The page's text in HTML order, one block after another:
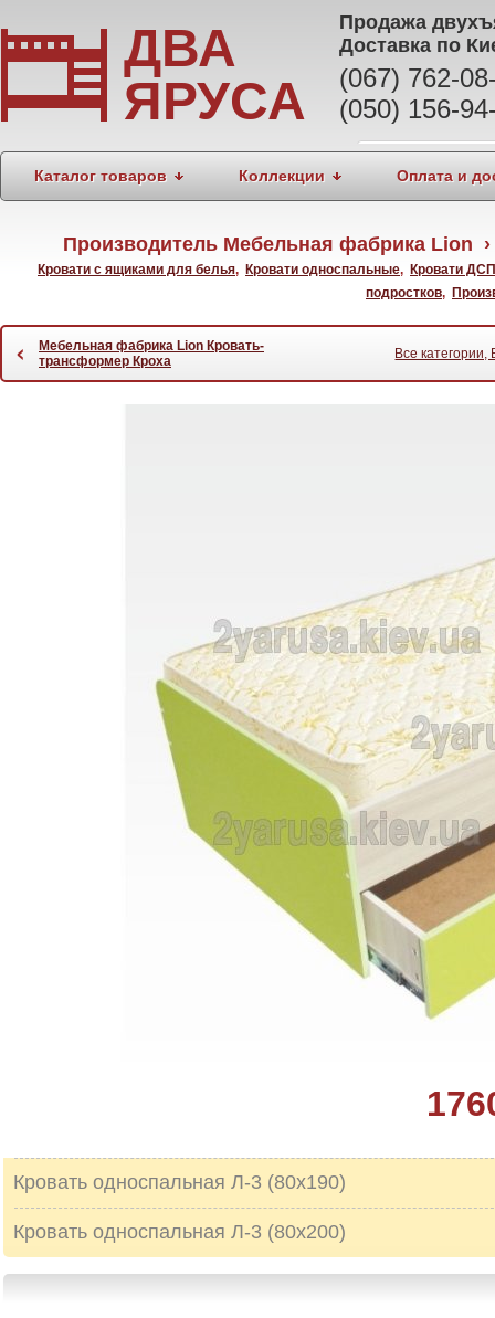
ДВА
ЯРУСА
Продажа
Доставка по
(067) 762-
(050) 156-
Каталог товаров Коллекции Оплата и
Производитель Мебельная фабрика Lion
Кровати с ящиками для белья, Кровати односпальные, Кровати
подростков,
‹
Мебельная фабрика Lion Кровать-
трансформер Кроха
Все
Кровать односпальная Л-3 (80х190)
Кровать односпальная Л-3 (80х200)